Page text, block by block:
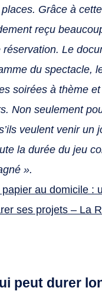
Grâce à
reçu
Le
du spectacle,
soirées à thème
Non seulement
veulent venir un
la durée du jeu
».
papier au domicile :
ses projets – La
peut durer